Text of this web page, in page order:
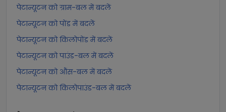
पेटान्यूटन को ग्राम-बल में बदलें
पेटान्यूटन को पोंड में बदलें
पेटान्यूटन को किलोपोंड में बदलें
पेटान्यूटन को पाउंड-बल में बदलें
पेटान्यूटन को औंस-बल में बदलें
पेटान्यूटन को किलोपाउंड-बल में बदलें